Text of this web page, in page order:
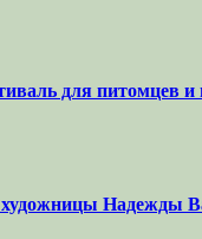
для питомцев
Надежды